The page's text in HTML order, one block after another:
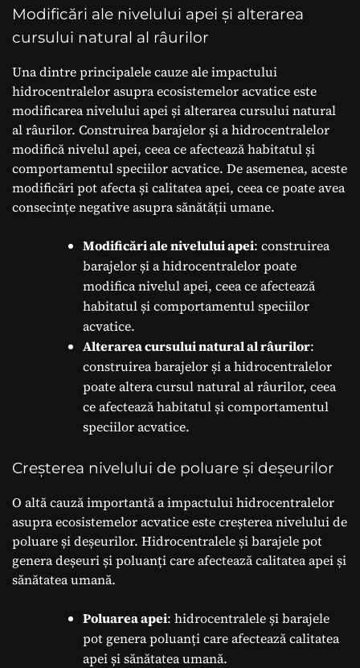
Modificări ale nivelului apei și alterarea
cursului natural al râurilor
Una dintre principalele cauze ale impactului
hidrocentralelor asupra ecosistemelor acvatice este
modificarea nivelului apei și alterarea cursului natural
al râurilor. Construirea barajelor și a hidrocentralelor
modifică nivelul apei, ceea ce afectează habitatul și
comportamentul speciilor acvatice. De asemenea, aceste
modificări pot afecta și calitatea apei, ceea ce poate avea
consecințe negative asupra sănătății umane.
Modificări ale nivelului apei: construirea
barajelor și a hidrocentralelor poate
modifica nivelul apei, ceea ce afectează
habitatul și comportamentul speciilor
acvatice.
Alterarea cursului natural al râurilor:
construirea barajelor și a hidrocentralelor
poate altera cursul natural al râurilor, ceea
ce afectează habitatul și comportamentul
speciilor acvatice.
Creșterea nivelului de poluare și deșeurilor
O altă cauză importantă a impactului hidrocentralelor
asupra ecosistemelor acvatice este creșterea nivelului de
poluare și deșeurilor. Hidrocentralele și barajele pot
genera deșeuri și poluanți care afectează calitatea apei și
sănătatea umană.
Poluarea apei: hidrocentralele și barajele
pot genera poluanți care afectează calitatea
apei și sănătatea umană.